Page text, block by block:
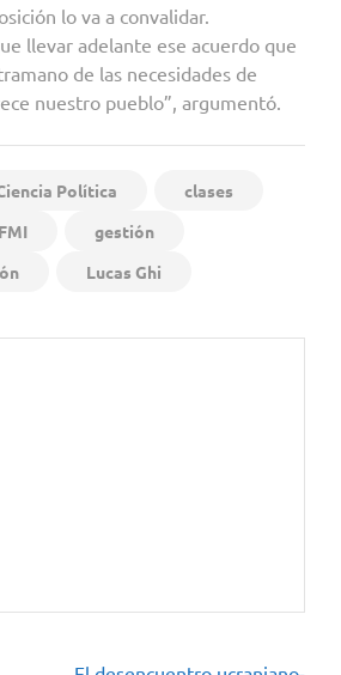
lo va a convalidar.
llevar adelante ese acuerdo que
de las necesidades de
nuestro pueblo”, argumentó.
Política
clases
FMI
gestión
Lucas Ghi